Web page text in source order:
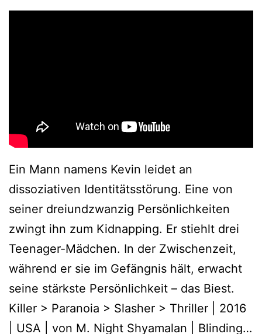
Ein Mann namens Kevin leidet an
dissoziativen Identitätsstörung. Eine von
seiner dreiundzwanzig Persönlichkeiten
zwingt ihn zum Kidnapping. Er stiehlt drei
Teenager-Mädchen. In der Zwischenzeit,
während er sie im Gefängnis hält, erwacht
seine stärkste Persönlichkeit – das Biest.
Killer > Paranoia > Slasher > Thriller | 2016
| USA | von M. Night Shyamalan | Blinding…